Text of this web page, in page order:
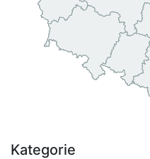
Kategorie